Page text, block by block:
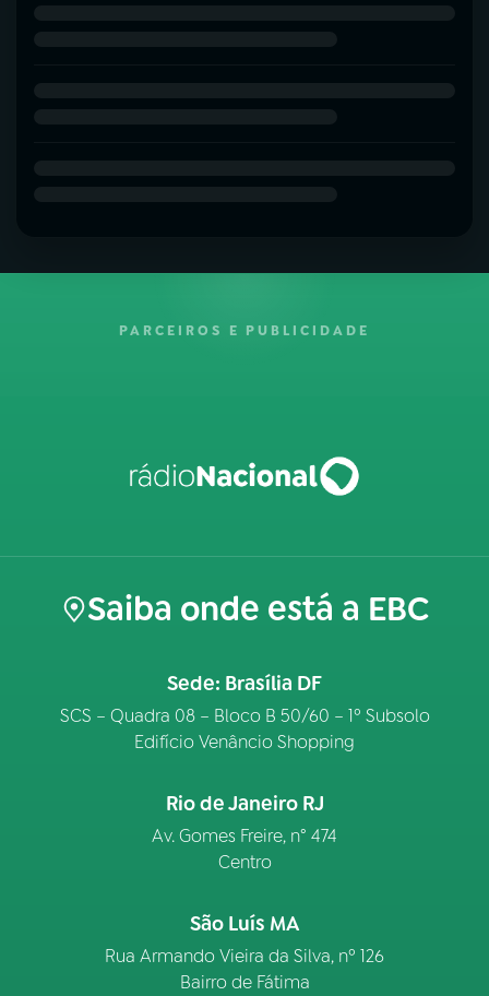
PARCEIROS E PUBLICIDADE
Saiba onde está a EBC
Sede: Brasília DF
SCS – Quadra 08 – Bloco B 50/60 – 1º Subsolo
Edifício Venâncio Shopping
Rio de Janeiro RJ
Av. Gomes Freire, n° 474
Centro
São Luís MA
Rua Armando Vieira da Silva, nº 126
Bairro de Fátima